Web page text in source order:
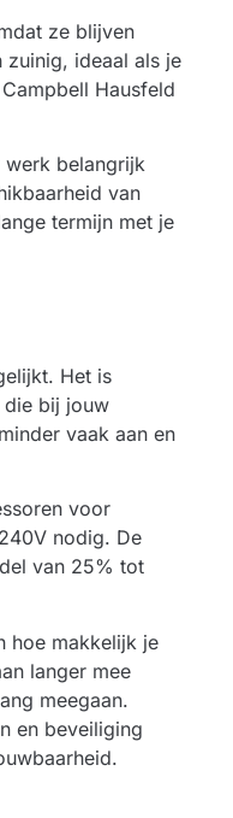
ze blijven
zuinig, ideaal als je
Hausfeld
belangrijk
van
termijn met je
Het is
die bij jouw
vaak aan en
voor
nodig. De
van 25% tot
hoe makkelijk je
langer mee
meegaan.
en beveiliging